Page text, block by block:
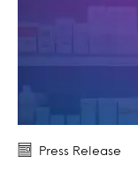
Press Release